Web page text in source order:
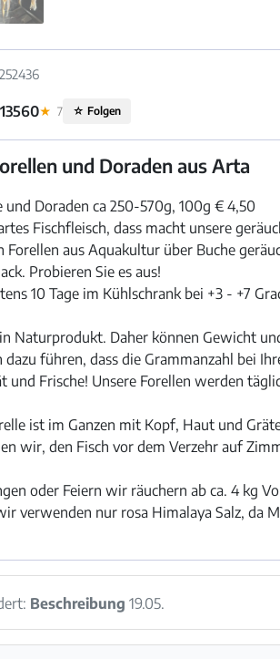
★ 7 ☆ Folgen
und Doraden aus Arta
und Doraden ca 250-570g, 100g € 4,50
Fischfleisch, dass macht unsere
Forellen aus Aquakultur über Buche
Probieren Sie es aus!
10 Tage im Kühlschrank bei +3 - +7
Naturprodukt. Daher können Gewicht
dazu führen, dass die Grammanzahl bei
und Frische! Unsere Forellen werden
ist im Ganzen mit Kopf, Haut und
wir, den Fisch vor dem Verzehr auf
oder Feiern wir räuchern ab ca. 4 kg
verwenden nur rosa Himalaya Salz, da
Beschreibung 19.05.